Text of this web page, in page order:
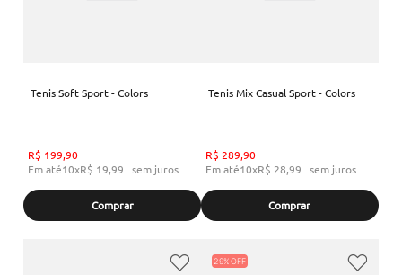
Tenis Soft Sport - Colors
R$ 199,90
Em até10xR$ 19,99 sem juros
Comprar
Tenis Mix Casual Sport - Colors
R$ 289,90
Em até10xR$ 28,99 sem juros
Comprar
29%